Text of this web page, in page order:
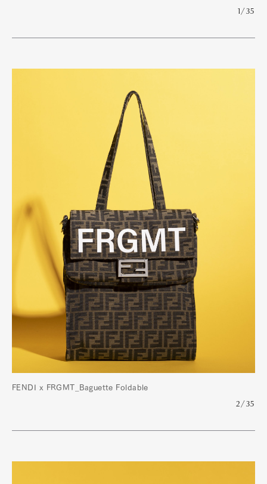
1/35
FENDI x FRGMT_Baguette Foldable
2/35